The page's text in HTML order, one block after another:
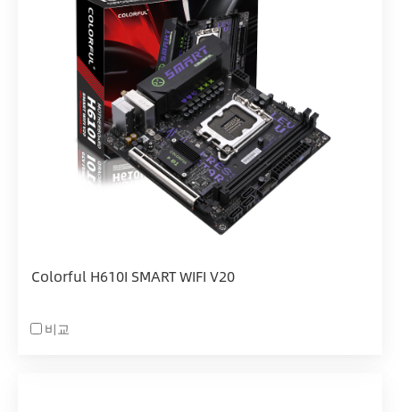
Colorful H610I SMART WIFI V20
비교